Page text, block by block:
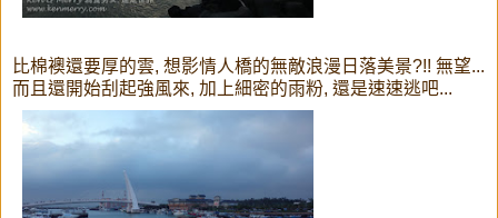
比棉襖還要厚的雲, 想影情人橋的無敵浪漫日落美景?!! 無望...
而且還開始刮起強風來, 加上細密的雨粉, 還是速速逃吧...